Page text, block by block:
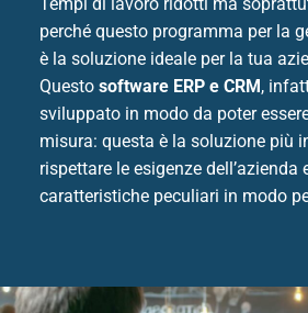
perché questo programma per la
è la soluzione ideale per la tua
Questo software ERP e CRM,
sviluppato in modo da poter
misura: questa è la soluzione più
rispettare le esigenze dell’azienda
caratteristiche peculiari in modo